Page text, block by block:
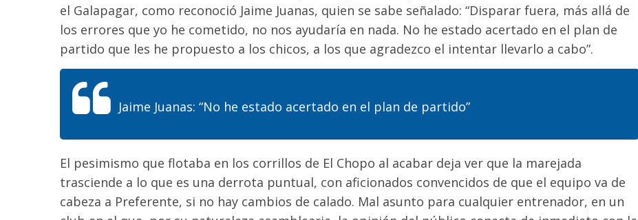
el Galapagar, como reconoció Jaime Juanas, quien se sabe señalado: “Disparar fuera, más allá de
los errores que yo he cometido, no nos ayudaría en nada. No he estado acertado en el plan de
partido que les he propuesto a los chicos, a los que agradezco el intentar llevarlo a cabo”.
Jaime Juanas: “No he estado acertado en el plan de partido”
El pesimismo que flotaba en los corrillos de El Chopo al acabar deja ver que la marejada
trasciende a lo que es una derrota puntual, con aficionados convencidos de que el equipo va de
cabeza a Preferente, si no hay cambios de calado. Mal asunto para cualquier entrenador, en un